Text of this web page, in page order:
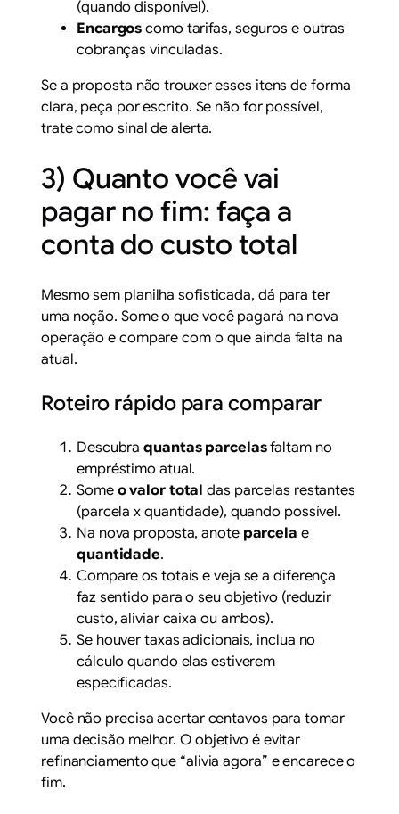
(quando disponível).
Encargos como tarifas, seguros e outras
cobranças vinculadas.
Se a proposta não trouxer esses itens de forma
clara, peça por escrito. Se não for possível,
trate como sinal de alerta.
3) Quanto você vai
pagar no fim: faça a
conta do custo total
Mesmo sem planilha sofisticada, dá para ter
uma noção. Some o que você pagará na nova
operação e compare com o que ainda falta na
atual.
Roteiro rápido para comparar
Descubraquantas parcelasfaltam no
empréstimo atual.
Some o valor total das parcelas restantes
(parcela x quantidade), quando possível.
Na nova proposta, anote parcela e
quantidade.
Compare os totais e veja se a diferença
faz sentido para o seu objetivo (reduzir
custo, aliviar caixa ou ambos).
Se houver taxas adicionais, inclua no
cálculo quando elas estiverem
especificadas.
Você não precisa acertar centavos para tomar
uma decisão melhor. O objetivo é evitar
refinanciamento que “alivia agora” e encarece o
fim.